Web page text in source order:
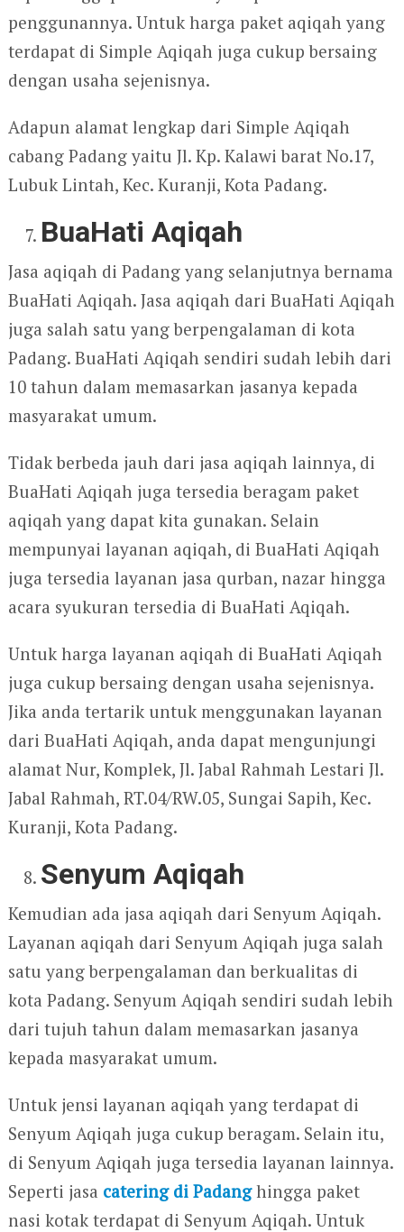
penggunannya. Untuk harga paket aqiqah yang
terdapat di Simple Aqiqah juga cukup bersaing
dengan usaha sejenisnya.
Adapun alamat lengkap dari Simple Aqiqah
cabang Padang yaitu Jl. Kp. Kalawi barat No.17,
Lubuk Lintah, Kec. Kuranji, Kota Padang.
BuaHati Aqiqah
Jasa aqiqah di Padang yang selanjutnya bernama
BuaHati Aqiqah. Jasa aqiqah dari BuaHati Aqiqah
juga salah satu yang berpengalaman di kota
Padang. BuaHati Aqiqah sendiri sudah lebih dari
10 tahun dalam memasarkan jasanya kepada
masyarakat umum.
Tidak berbeda jauh dari jasa aqiqah lainnya, di
BuaHati Aqiqah juga tersedia beragam paket
aqiqah yang dapat kita gunakan. Selain
mempunyai layanan aqiqah, di BuaHati Aqiqah
juga tersedia layanan jasa qurban, nazar hingga
acara syukuran tersedia di BuaHati Aqiqah.
Untuk harga layanan aqiqah di BuaHati Aqiqah
juga cukup bersaing dengan usaha sejenisnya.
Jika anda tertarik untuk menggunakan layanan
dari BuaHati Aqiqah, anda dapat mengunjungi
alamat Nur, Komplek, Jl. Jabal Rahmah Lestari Jl.
Jabal Rahmah, RT.04/RW.05, Sungai Sapih, Kec.
Kuranji, Kota Padang.
Senyum Aqiqah
Kemudian ada jasa aqiqah dari Senyum Aqiqah.
Layanan aqiqah dari Senyum Aqiqah juga salah
satu yang berpengalaman dan berkualitas di
kota Padang. Senyum Aqiqah sendiri sudah lebih
dari tujuh tahun dalam memasarkan jasanya
kepada masyarakat umum.
Untuk jensi layanan aqiqah yang terdapat di
Senyum Aqiqah juga cukup beragam. Selain itu,
di Senyum Aqiqah juga tersedia layanan lainnya.
Seperti jasa catering di Padanghingga paket
nasi kotak terdapat di Senyum Aqiqah. Untuk